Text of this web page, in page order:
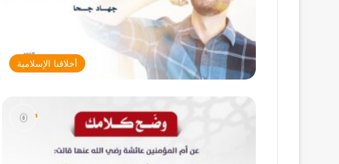
أخلاقنا الإسلامية